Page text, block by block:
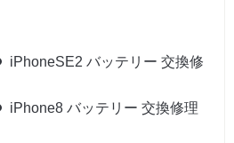
iPhoneSE2 バッテリー 交換修
iPhone8 バッテリー 交換修理